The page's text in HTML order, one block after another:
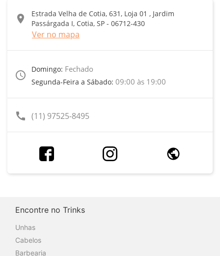
location_on
Estrada Velha de Cotia, 631, Loja 01 , Jardim
Passárgada I, Cotia, SP - 06712-430
Ver no mapa
access_time
Domingo: Fechado
Segunda-Feira a Sábado: 09:00 às 19:00
call (11) 97525-8495
Encontre no Trinks
Unhas
Cabelos
Barbearia